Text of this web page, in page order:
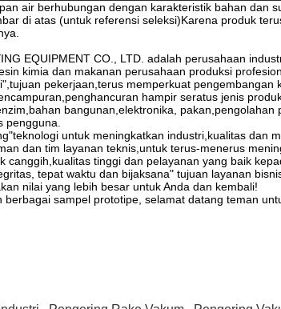
air berhubungan dengan karakteristik bahan dan
di atas (untuk referensi seleksi)Karena produk
EQUIPMENT CO., LTD. adalah perusahaan
kimia dan makanan perusahaan produksi
pekerjaan,terus memperkuat
hampir seratus jenis
bangunan,elektronika,
pengguna.
untuk meningkatkan industri,kualitas dan
dan tim layanan teknis,untuk terus-menerus
canggih,kualitas tinggi dan pelayanan yang baik
tepat waktu dan bijaksana" tujuan layanan
nilai yang lebih besar untuk Anda dan kembali!
berbagai sampel prototipe, selamat datang teman